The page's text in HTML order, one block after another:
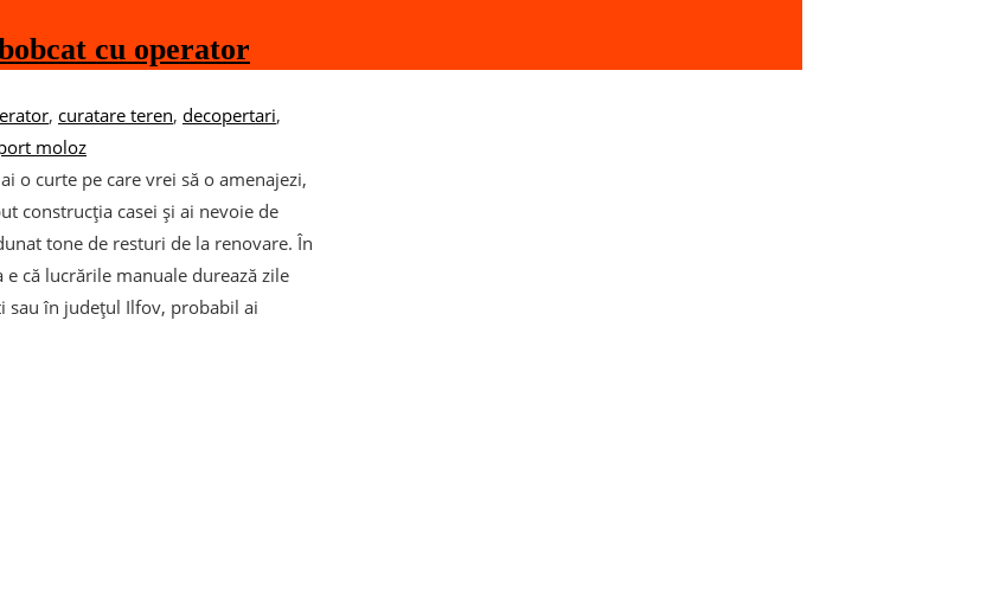
cu operator
, curatare teren, decopertari,
moloz
o curte pe care vrei să o amenajezi,
construcția casei și ai nevoie de
tone de resturi de la renovare. În
că lucrările manuale durează zile
sau în județul Ilfov, probabil ai